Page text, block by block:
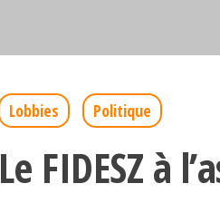
Lobbies Politique
Le FIDESZ à